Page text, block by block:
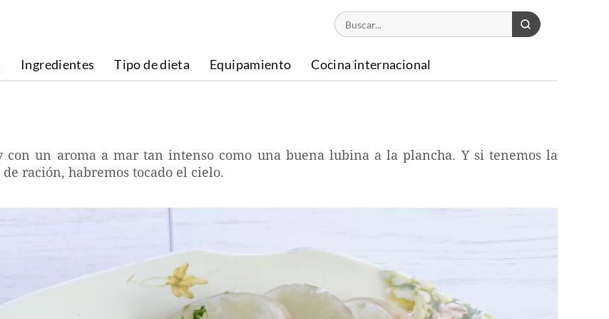
Ingredientes Tipo de dieta Equipamiento Cocina internacional
con un aroma a mar tan intenso como una buena lubina a la plancha. Y si tenemos la
ración, habremos tocado el cielo.